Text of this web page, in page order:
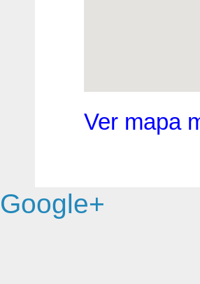
Ver mapa
Google+